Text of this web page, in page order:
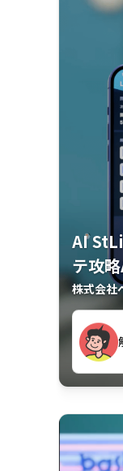
AI
テ攻
株式会社